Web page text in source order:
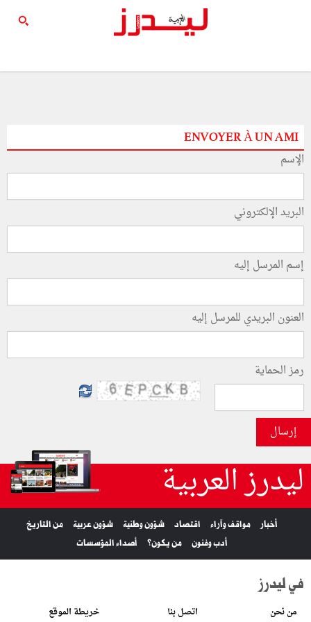
ENVOYER À UN AMI
الإسم
البريد الإلكتروني
إسم المرسل إليه
العنون البريدي للمرسل إليه
رمز الحماية
إرسال
ليدرز العربية
أخبار مواقف وآراء اقتصاد شؤون وطنية شؤون عربية
من التاريخ
أدب وفنون
من يكون؟ أصداء المؤسسات
في ليدرز
من نحن اتصل بنا خريطة الموقع